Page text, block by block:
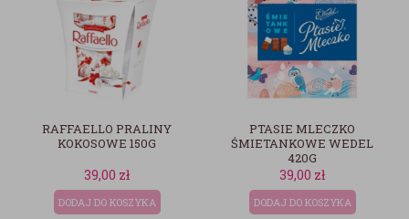
RAFFAELLO PRALINY
KOKOSOWE 150G
39,00 zł
DODAJ DO KOSZYKA
PTASIE MLECZKO
ŚMIETANKOWE WEDEL
420G
39,00 zł
DODAJ DO KOSZYKA